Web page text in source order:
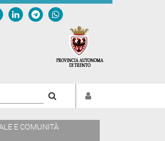
E COMUNITÀ